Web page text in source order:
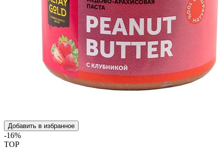
Добавить в избранное
-16%
TOP